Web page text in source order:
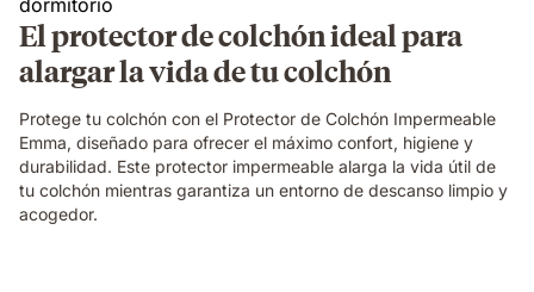
El protector de colchón ideal para
alargar la vida de tu colchón
Protege tu colchón con el Protector de Colchón Impermeable
Emma, diseñado para ofrecer el máximo confort, higiene y
durabilidad. Este protector impermeable alarga la vida útil de
tu colchón mientras garantiza un entorno de descanso limpio y
acogedor.